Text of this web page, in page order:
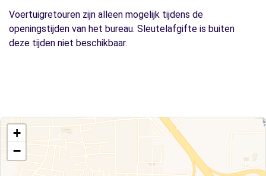
Voertuigretouren zijn alleen mogelijk tijdens de
openingstijden van het bureau. Sleutelafgifte is buiten
deze tijden niet beschikbaar.
+
−